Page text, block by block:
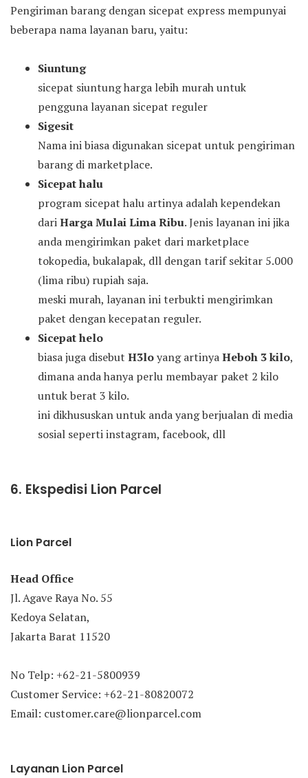
Pengiriman barang dengan sicepat express mempunyai
beberapa nama layanan baru, yaitu:
Siuntung
sicepat siuntung harga lebih murah untuk
pengguna layanan sicepat reguler
Sigesit
Nama ini biasa digunakan sicepat untuk pengiriman
barang di marketplace.
Sicepat halu
program sicepat halu artinya adalah kependekan
dariHarga Mulai Lima Ribu. Jenis layanan ini jika
anda mengirimkan paket dari marketplace
tokopedia, bukalapak, dll dengan tarif sekitar 5.000
(lima ribu) rupiah saja.
meski murah, layanan ini terbukti mengirimkan
paket dengan kecepatan reguler.
Sicepat helo
biasa juga disebut H3loyang artinyaHeboh 3 kilo,
dimana anda hanya perlu membayar paket 2 kilo
untuk berat 3 kilo.
ini dikhususkan untuk anda yang berjualan di media
sosial seperti instagram, facebook, dll
6. Ekspedisi Lion Parcel
Lion Parcel
Head Office
Jl. Agave Raya No. 55
Kedoya Selatan,
Jakarta Barat 11520
No Telp: +62-21-5800939
Customer Service: +62-21-80820072
Email: customer.care@lionparcel.com
Layanan Lion Parcel